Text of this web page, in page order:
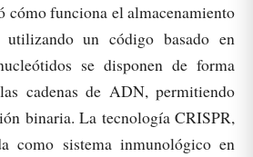
cómo funciona el almacenamiento
un código basado en
se disponen de forma
cadenas de ADN, permitiendo
binaria. La tecnología CRISPR,
como sistema inmunológico en